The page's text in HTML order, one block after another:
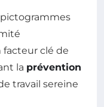
clé de
la prévention
travail sereine